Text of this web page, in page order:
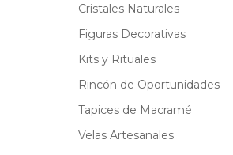
Cristales Naturales
Figuras Decorativas
Kits y Rituales
Rincón de Oportunidades
Tapices de Macramé
Velas Artesanales